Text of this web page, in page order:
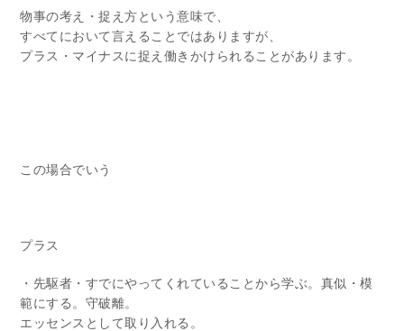
物事の考え・捉え方という意味で、
すべてにおいて言えることではありますが、
プラス・マイナスに捉え働きかけられることがあります。
この場合でいう
プラス
・先駆者・すでにやってくれていることから学ぶ。真似・模
範にする。守破離。
エッセンスとして取り入れる。